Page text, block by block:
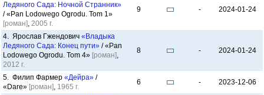
Ледяного Сада: Ночной Странник»
/ «Pan Lodowego Ogrodu. Tom 1»
[роман], 2005 г.
9 - 2024-01-24
4. Ярослав Гжендович «Владыка
Ледяного Сада: Конец пути» / «Pan
Lodowego Ogrodu. Tom 4» [роман],
2012 г.
8 - 2024-01-24
5. Филип Фармер «Дейра» /
«Dare» [роман], 1965 г.
6 - 2023-12-06